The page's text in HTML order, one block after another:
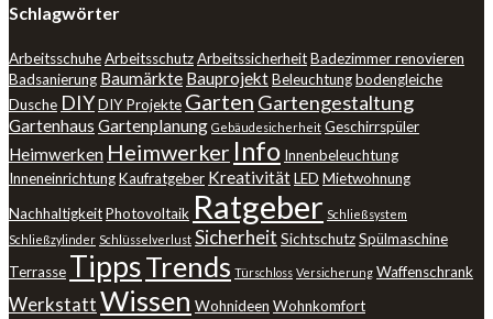
Schlagwörter
ArbeitsschuheArbeitsschutzArbeitssicherheitBadezimmer renovieren
Badsanierung Baumärkte BauprojektBeleuchtungbodengleiche
Dusche DIYDIY Projekte Garten Gartengestaltung
Gartenhaus Gartenplanung Gebäudesicherheit Geschirrspüler
Heimwerken Heimwerker Info Innenbeleuchtung
InneneinrichtungKaufratgeber KreativitätLED Mietwohnung
NachhaltigkeitPhotovoltaik Ratgeber Schließsystem
Schließzylinder Schlüsselverlust Sicherheit SichtschutzSpülmaschine
Terrasse TippsTrends Türschloss Versicherung Waffenschrank
WerkstattWissen Wohnideen Wohnkomfort